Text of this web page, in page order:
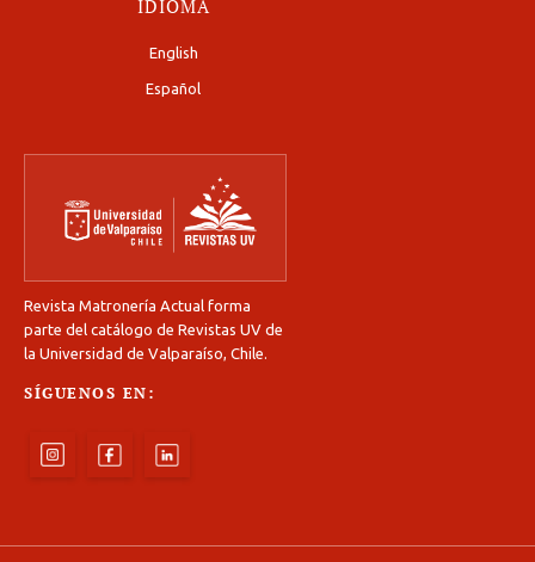
IDIOMA
English
Español
Revista Matronería Actual forma
parte del catálogo de Revistas UV de
la Universidad de Valparaíso, Chile.
SÍGUENOS EN: